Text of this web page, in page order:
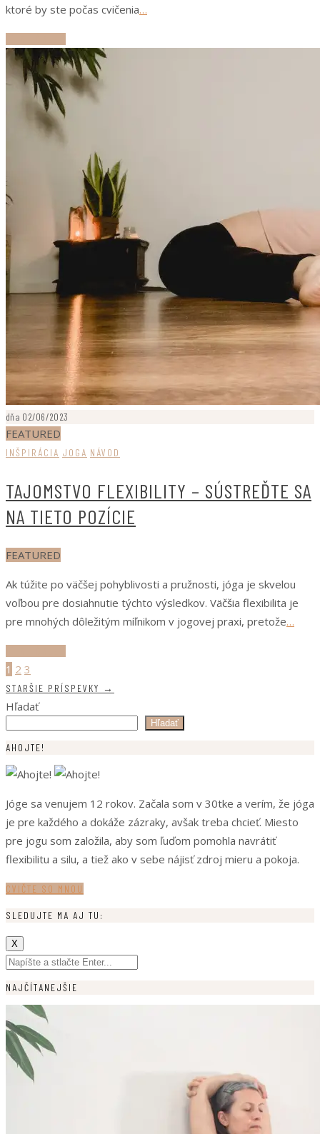
ktoré by ste počas cvičenia…
dňa 02/06/2023
FEATURED
INŠPIRÁCIA JOGA NÁVOD
TAJOMSTVO FLEXIBILITY – SÚSTREĎTE SA
NA TIETO POZÍCIE
FEATURED
Ak túžite po väčšej pohyblivosti a pružnosti, jóga je skvelou
voľbou pre dosiahnutie týchto výsledkov. Väčšia flexibilita je
pre mnohých dôležitým míľnikom v jogovej praxi, pretože…
1 2 3
STARŠIE PRÍSPEVKY →
Hľadať
Hľadať
AHOJTE!
Jóge sa venujem 12 rokov. Začala som v 30tke a verím, že jóga
je pre každého a dokáže zázraky, avšak treba chcieť. Miesto
pre jogu som založila, aby som ľuďom pomohla navrátiť
flexibilitu a silu, a tiež ako v sebe nájisť zdroj mieru a pokoja.
CVIČTE SO MNOU
SLEDUJTE MA AJ TU:
X
NAJČÍTANEJŠIE